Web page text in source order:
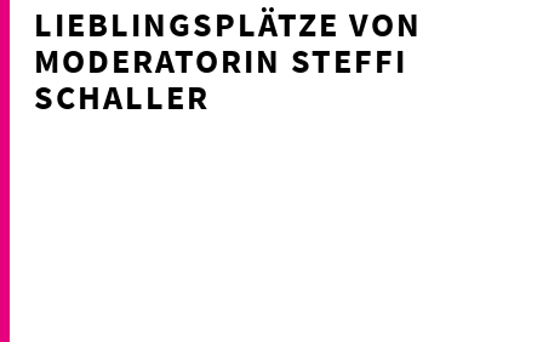
LIEBLINGSPLÄTZE VON
MODERATORIN STEFFI
SCHALLER